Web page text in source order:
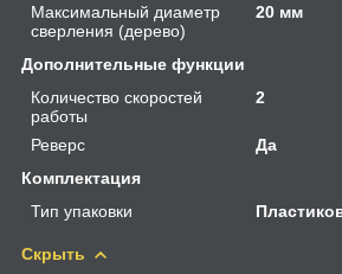
Максимальный диаметр
сверления (дерево)
20 мм
Дополнительные функции
Количество скоростей
работы
2
Реверс
Да
Комплектация
Тип упаковки
Скрыть